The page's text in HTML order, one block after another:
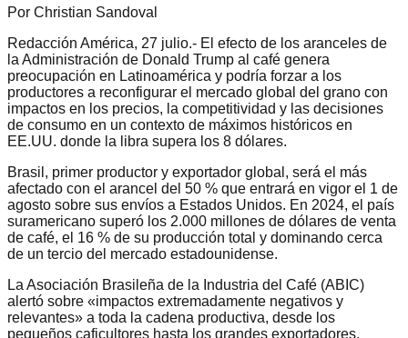
Por Christian Sandoval
Redacción América, 27 julio.- El efecto de los aranceles de
la Administración de Donald Trump al café genera
preocupación en Latinoamérica y podría forzar a los
productores a reconfigurar el mercado global del grano con
impactos en los precios, la competitividad y las decisiones
de consumo en un contexto de máximos históricos en
EE.UU. donde la libra supera los 8 dólares.
Brasil, primer productor y exportador global, será el más
afectado con el arancel del 50 % que entrará en vigor el 1 de
agosto sobre sus envíos a Estados Unidos. En 2024, el país
suramericano superó los 2.000 millones de dólares de venta
de café, el 16 % de su producción total y dominando cerca
de un tercio del mercado estadounidense.
La Asociación Brasileña de la Industria del Café (ABIC)
alertó sobre «impactos extremadamente negativos y
relevantes» a toda la cadena productiva, desde los
pequeños caficultores hasta los grandes exportadores.